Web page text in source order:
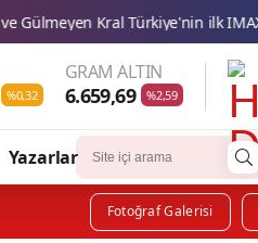
%0,32
GRAM ALTIN
6.659,69 %2,59
Yazarlar
Fotoğraf Galerisi